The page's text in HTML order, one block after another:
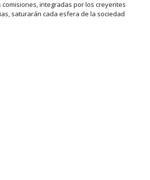
comisiones, integradas por los creyentes
saturarán cada esfera de la sociedad